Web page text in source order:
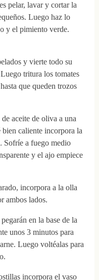
pelar, lavar y cortar la
Luego haz lo
y el pimiento verde.
y vierte todo su
tritura los tomates
que queden trozos
aceite de oliva a una
bien caliente incorpora la
Sofríe a fuego medio
y el ajo empiece
incorpora a la olla
ambos lados.
en la base de la
unos 3 minutos para
Luego voltéalas para
incorpora el vaso